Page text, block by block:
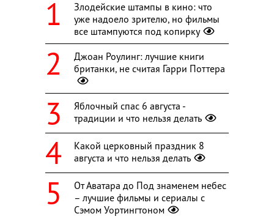
Злодейские штампы в кино: что
уже надоело зрителю, но фильмы
все штампуются под копирку
Джоан Роулинг: лучшие книги
британки, не считая Гарри Поттера
Яблочный спас 6 августа -
традиции и что нельзя делать
Какой церковный праздник 8
августа и что нельзя делать
От Аватара до Под знаменем небес
– лучшие фильмы и сериалы с
Сэмом Уортингтоном